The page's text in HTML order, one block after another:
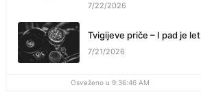
7/22/2026
Tvigijeve priče – I pad je let
7/21/2026
Osveženo u 9:36:46 AM